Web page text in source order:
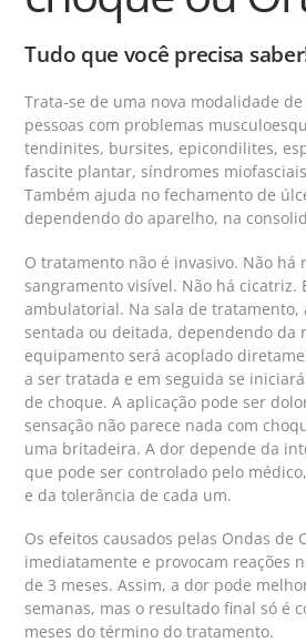
Tudo que você precisa
Trata-se de uma nova modalidade
pessoas com problemas
tendinites, bursites, epicondilites,
fascite plantar, síndromes
Também ajuda no fechamento de
dependendo do aparelho, na
O tratamento não é invasivo. Não há
sangramento visível. Não há cicatriz.
ambulatorial. Na sala de tratamento,
sentada ou deitada, dependendo da
equipamento será acoplado
a ser tratada e em seguida se
de choque. A aplicação pode ser
sensação não parece nada com
uma britadeira. A dor depende da
que pode ser controlado pelo
e da tolerância de cada um.
Os efeitos causados pelas Ondas de
imediatamente e provocam reações
de 3 meses. Assim, a dor pode
semanas, mas o resultado final só é
meses do término do tratamento.